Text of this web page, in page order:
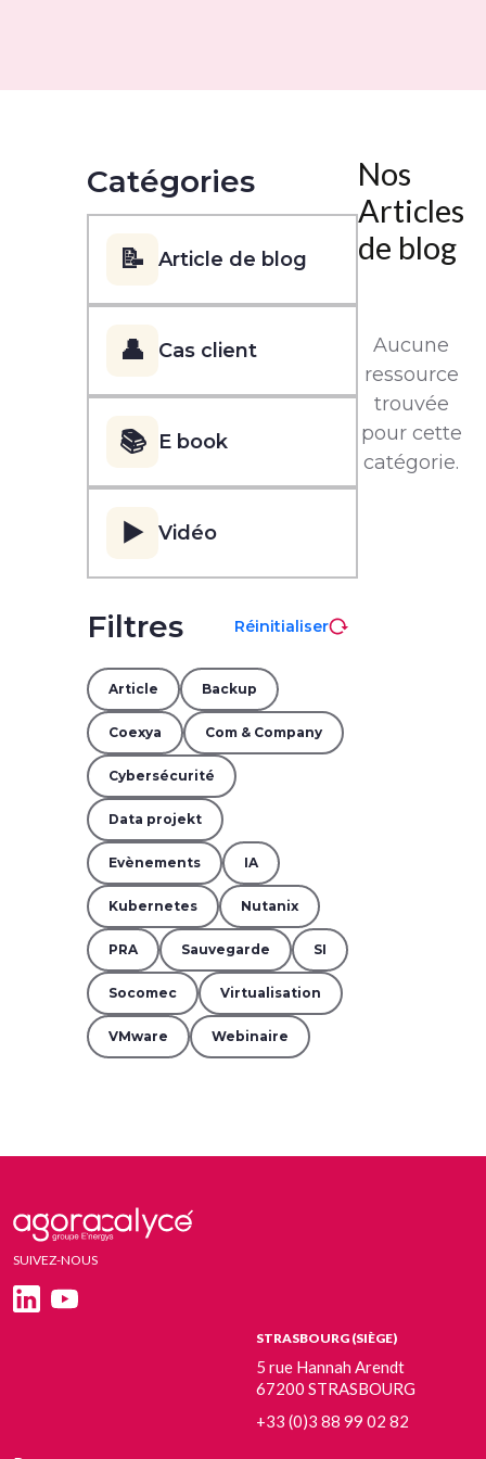
Catégories
📝 Article de blog
👤 Cas client
📚 E book
▶️ Vidéo
Filtres Réinitialiser
Article Backup
Coexya Com & Company
Cybersécurité
Data projekt
Evènements IA
Kubernetes Nutanix
PRA Sauvegarde SI
Socomec Virtualisation
VMware Webinaire
Nos
Articles
de blog
Aucune
ressource
trouvée
pour cette
catégorie.
SUIVEZ-NOUS
STRASBOURG (SIÈGE)
5 rue Hannah Arendt
67200 STRASBOURG
+33 (0)3 88 99 02 82